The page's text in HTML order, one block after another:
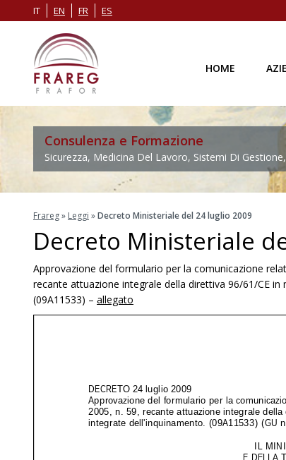
IT EN FR ES
HOME
Consulenza e Formazione
Sicurezza, Medicina Del Lavoro, Sistemi Di
Frareg» Leggi »Decreto Ministeriale del 24 luglio 2009
Decreto Ministeriale
Approvazione del formulario per la comunicazione
recante attuazione integrale della direttiva 96/61/CE
(09A11533) – allegato